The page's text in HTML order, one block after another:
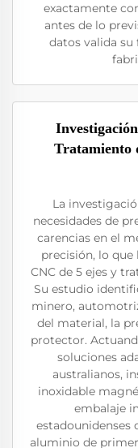
exactamente
antes de lo
datos valida
Tratamiento
La
necesidades de
carencias en el
precisión, lo
CNC de 5 ejes y
Su estudio
minero,
del material, la
protector.
soluciones
australianos,
inoxidable
embalaje
estadounidenses
aluminio de